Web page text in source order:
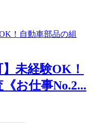
未経験OK！
お仕事No.2...